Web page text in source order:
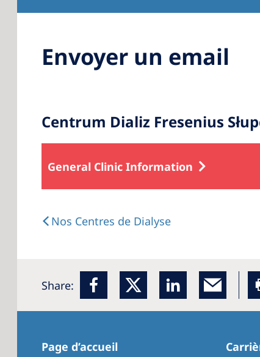
Envoyer un email
Centrum Dializ Fresenius
General Clinic Information
Nos Centres de Dialyse
Share:
Page d’accueil